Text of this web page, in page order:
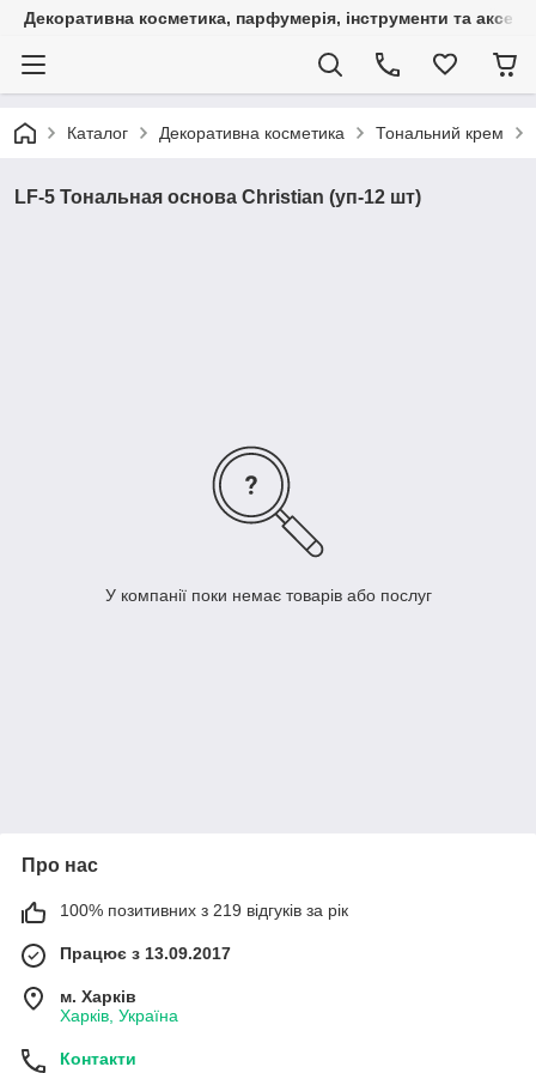
Декоративна косметика, парфумерія, інструменти та
Каталог Декоративна косметика Тональний крем
LF-5 Тональная основа Christian (уп-12 шт)
У компанії поки немає товарів або послуг
Про нас
100% позитивних з 219 відгуків за рік
Працює з 13.09.2017
м. Харків
Харків, Україна
Контакти